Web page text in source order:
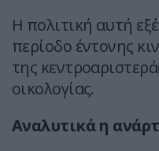
Η πολιτική αυτή
περίοδο έντονης
της
οικολογίας.
Αναλυτικά η